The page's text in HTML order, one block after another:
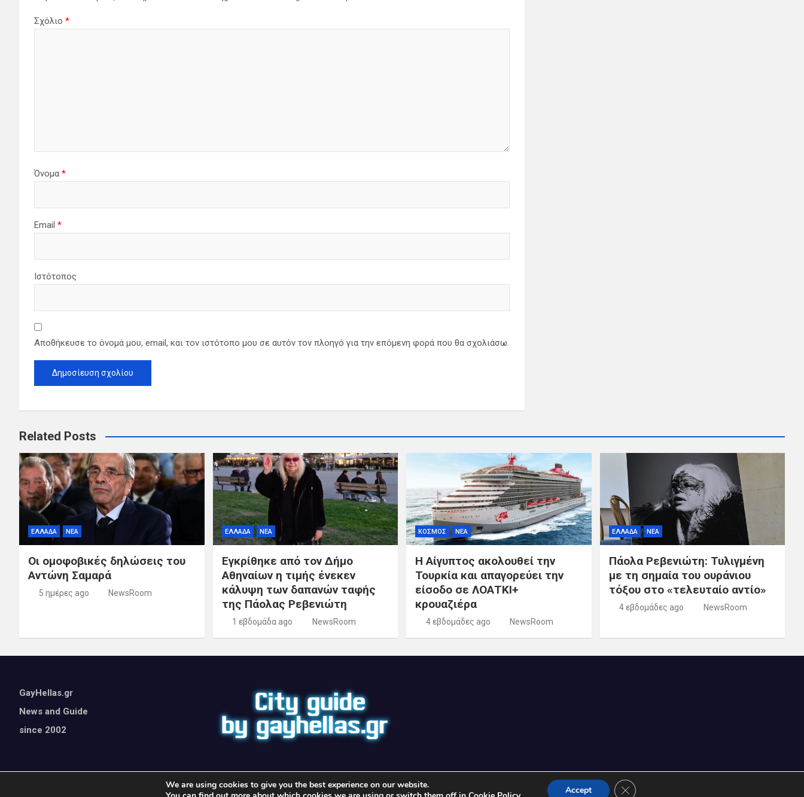
Σχόλιο *
Όνομα *
Email *
Ιστότοπος
Αποθήκευσε το όνομά μου, email, και τον ιστότοπο μου σε αυτόν τον πλοηγό για την επόμενη φορά που θα σχολιάσω.
Related Posts
ΕΛΛΑΔΑ ΝΕΑ
Οι ομοφοβικές δηλώσεις του
Αντώνη Σαμαρά
5 ημέρες ago NewsRoom
ΕΛΛΑΔΑ ΝΕΑ
Εγκρίθηκε από τον Δήμο
Αθηναίων η τιμής ένεκεν
κάλυψη των δαπανών ταφής
της Πάολας Ρεβενιώτη
1 εβδομάδα ago NewsRoom
ΚΟΣΜΟΣ ΝΕΑ
Η Αίγυπτος ακολουθεί την
Τουρκία και απαγορεύει την
είσοδο σε ΛΟΑΤΚΙ+
κρουαζιέρα
4 εβδομάδες ago NewsRoom
ΕΛΛΑΔΑ ΝΕΑ
Πάολα Ρεβενιώτη: Τυλιγμένη
με τη σημαία του ουράνιου
τόξου στο «τελευταίο αντίο»
4 εβδομάδες ago NewsRoom
GayHellas.gr
News and Guide
since 2002
©2026 - gayhellas.gr - All rights reserved | Theme byMantraBrain
We are using cookies to give you the best experience on our website.
Accept Κλείσιμο του Cookie banner για το GDPR